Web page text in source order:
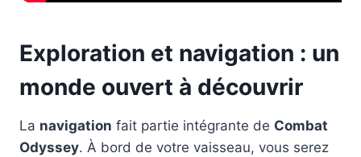
Exploration et navigation : un
monde ouvert à découvrir
La navigation fait partie intégrante de Combat
Odyssey. À bord de votre vaisseau, vous serez